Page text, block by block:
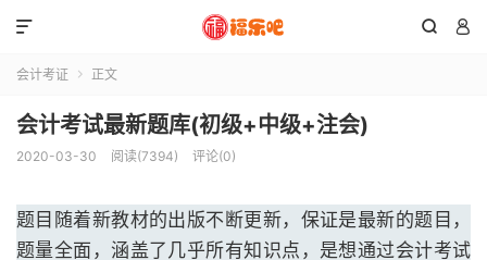
 

会计考证  正文
会计考试最新题库(初级+中级+注会)
2020-03-30 阅读(7394) 评论(0)
题目随着新教材的出版不断更新，保证是最新的题目，
题量全面，涵盖了几乎所有知识点，是想通过会计考试